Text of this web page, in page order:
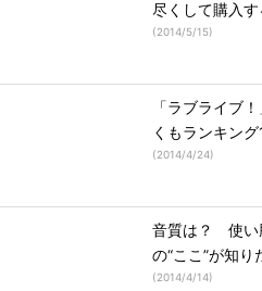
尽くして購入す
(2014/5/15)
「ラブライブ
くもランキン
(2014/4/24)
音質は？ 使い
の“ここ”が知り
(2014/4/14)